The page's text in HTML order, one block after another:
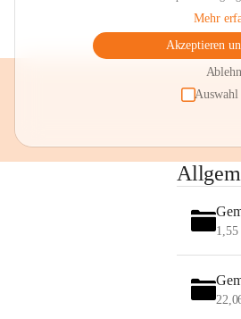
Mehr
Akzeptieren
Auswahl